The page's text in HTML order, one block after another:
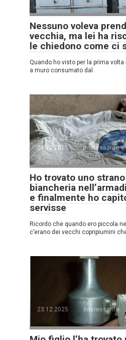
Nessuno voleva
vecchia, ma lei ha
le chiedono come ci
Quando ho visto per la prima
a muro consumato dal
24.12.2025
Interessante
Ho trovato uno
biancheria
e finalmente ho
servisse
Ricordo che quando ero piccola
c’erano dei vecchi copripiumini
23.12.2025
Interessante